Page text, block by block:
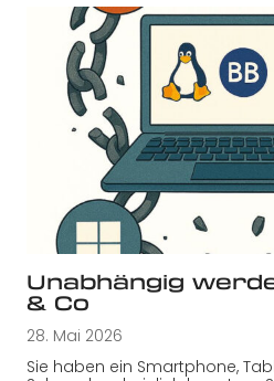
Unabhängig
& Co
28. Mai 2026
Sie haben ein Smartphone,